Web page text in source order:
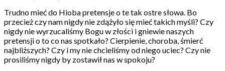
Trudno mieć do Hioba pretensje o te tak ostre słowa. Bo
przecież czy nam nigdy nie zdążyło się mieć takich myśli? Czy
nigdy nie wyrzucaliśmy Bogu w złości i gniewie naszych
pretensji o to co nas spotkało? Cierpienie, choroba, śmierć
najbliższych? Czy i my nie chcieliśmy od niego uciec? Czy nie
prosiliśmy nigdy by zostawił nas w spokoju?